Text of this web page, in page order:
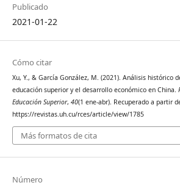
Publicado
2021-01-22
Cómo citar
Xu, Y., & García González, M. (2021). Análisis histórico
educación superior y el desarrollo económico en China.
Educación Superior, 40(1 ene-abr). Recuperado a partir
https://revistas.uh.cu/rces/article/view/1785
Más formatos de cita
Número